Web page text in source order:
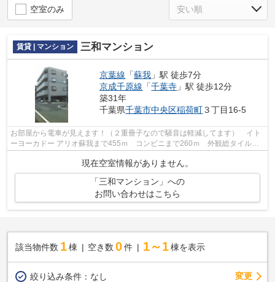
空室のみ
賃貸 | マンション 三和マンション
京葉線 「蘇我 」駅 徒歩7分
京成千原線 「千葉寺 」駅 徒歩12分
築31年
千葉県千葉市中央区稲荷町３丁目16-5
お部屋から電車が見えます！（２重冊子なので騒音は軽減してます） イト
ーヨーカドー アリオ蘇我まで455ｍ コンビニまで260ｍ 外観総タイル貼
り ＢＳ・ＣＡＴＶ バス・トイレ別 ...
現在空室情報がありません。
「三和マンション」への
お問い合わせはこちら
該当物件数 1棟 空き数 0 件 1～1 棟を表示
絞り込み条件： なし 変更